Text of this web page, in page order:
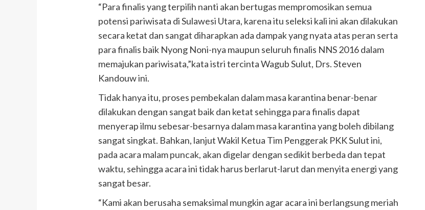
“Para finalis yang terpilih nanti akan bertugas mempromosikan semua
potensi pariwisata di Sulawesi Utara, karena itu seleksi kali ini akan dilakukan
secara ketat dan sangat diharapkan ada dampak yang nyata atas peran serta
para finalis baik Nyong Noni-nya maupun seluruh finalis NNS 2016 dalam
memajukan pariwisata,”kata istri tercinta Wagub Sulut, Drs. Steven
Kandouw ini.
Tidak hanya itu, proses pembekalan dalam masa karantina benar-benar
dilakukan dengan sangat baik dan ketat sehingga para finalis dapat
menyerap ilmu sebesar-besarnya dalam masa karantina yang boleh dibilang
sangat singkat. Bahkan, lanjut Wakil Ketua Tim Penggerak PKK Sulut ini,
pada acara malam puncak, akan digelar dengan sedikit berbeda dan tepat
waktu, sehingga acara ini tidak harus berlarut-larut dan menyita energi yang
sangat besar.
“Kami akan berusaha semaksimal mungkin agar acara ini berlangsung meriah